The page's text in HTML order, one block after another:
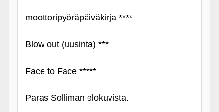
moottoripyöräpäiväkirja ****
Blow out (uusinta) ***
Face to Face *****
Paras Solliman elokuvista.